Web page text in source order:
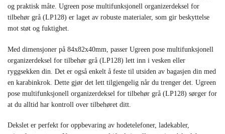
og praktisk måte. Ugreen pose multifunksjonell organizerdeksel for
tilbehør grå (LP128) er laget av robuste materialer, som gir beskyttelse
mot støt og fuktighet.
Med dimensjoner på 84x82x40mm, passer Ugreen pose multifunksjonell
organizerdeksel for tilbehør grå (LP128) lett inn i vesken eller
ryggsekken din. Det er også enkelt å feste til utsiden av bagasjen din med
en karabinkrok. Dette gjør det lett tilgjengelig når du trenger det. Ugreen
pose multifunksjonell organizerdeksel for tilbehør grå (LP128) sørger for
at du alltid har kontroll over tilbehøret ditt.
Dekslet er perfekt for oppbevaring av hodetelefoner, ladekabler,